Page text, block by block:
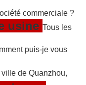
commerciale ?
usine Tous les
puis-je vous
de Quanzhou,